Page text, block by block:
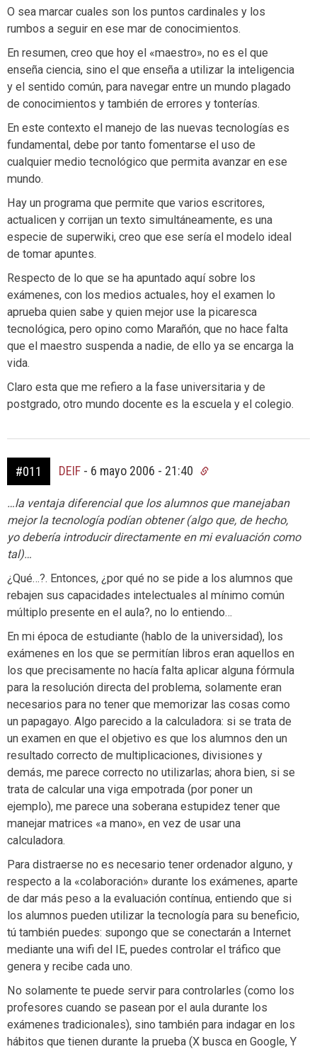
O sea marcar cuales son los puntos cardinales y los
rumbos a seguir en ese mar de conocimientos.
En resumen, creo que hoy el «maestro», no es el que
enseña ciencia, sino el que enseña a utilizar la inteligencia
y el sentido común, para navegar entre un mundo plagado
de conocimientos y también de errores y tonterías.
En este contexto el manejo de las nuevas tecnologías es
fundamental, debe por tanto fomentarse el uso de
cualquier medio tecnológico que permita avanzar en ese
mundo.
Hay un programa que permite que varios escritores,
actualicen y corrijan un texto simultáneamente, es una
especie de superwiki, creo que ese sería el modelo ideal
de tomar apuntes.
Respecto de lo que se ha apuntado aquí sobre los
exámenes, con los medios actuales, hoy el examen lo
aprueba quien sabe y quien mejor use la picaresca
tecnológica, pero opino como Marañón, que no hace falta
que el maestro suspenda a nadie, de ello ya se encarga la
vida.
Claro esta que me refiero a la fase universitaria y de
postgrado, otro mundo docente es la escuela y el colegio.
#011 DEIF - 6 mayo 2006 - 21:40
…la ventaja diferencial que los alumnos que manejaban
mejor la tecnología podían obtener (algo que, de hecho,
yo debería introducir directamente en mi evaluación como
tal)…
¿Qué…?. Entonces, ¿por qué no se pide a los alumnos que
rebajen sus capacidades intelectuales al mínimo común
múltiplo presente en el aula?, no lo entiendo…
En mi época de estudiante (hablo de la universidad), los
exámenes en los que se permitían libros eran aquellos en
los que precisamente no hacía falta aplicar alguna fórmula
para la resolución directa del problema, solamente eran
necesarios para no tener que memorizar las cosas como
un papagayo. Algo parecido a la calculadora: si se trata de
un examen en que el objetivo es que los alumnos den un
resultado correcto de multiplicaciones, divisiones y
demás, me parece correcto no utilizarlas; ahora bien, si se
trata de calcular una viga empotrada (por poner un
ejemplo), me parece una soberana estupidez tener que
manejar matrices «a mano», en vez de usar una
calculadora.
Para distraerse no es necesario tener ordenador alguno, y
respecto a la «colaboración» durante los exámenes, aparte
de dar más peso a la evaluación contínua, entiendo que si
los alumnos pueden utilizar la tecnología para su beneficio,
tú también puedes: supongo que se conectarán a Internet
mediante una wifi del IE, puedes controlar el tráfico que
genera y recibe cada uno.
No solamente te puede servir para controlarles (como los
profesores cuando se pasean por el aula durante los
exámenes tradicionales), sino también para indagar en los
hábitos que tienen durante la prueba (X busca en Google, Y